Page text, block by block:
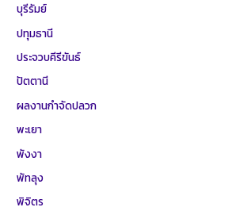
บุรีรัมย์
ปทุมธานี
ประจวบคีรีขันธ์
ปัตตานี
ผลงานกำจัดปลวก
พะเยา
พังงา
พัทลุง
พิจิตร